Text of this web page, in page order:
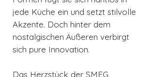
jede Küche ein und setzt stilvolle
Akzente. Doch hinter dem
nostalgischen Äußeren verbirgt
sich pure Innovation.
Das Herzstück der SMEG